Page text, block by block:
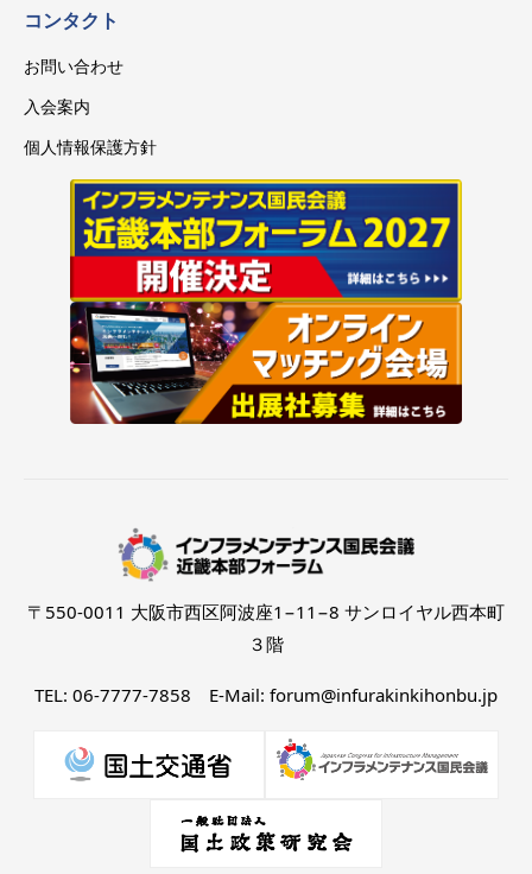
コンタクト
お問い合わせ
入会案内
個人情報保護方針
〒550-0011 大阪市西区阿波座1−11−8 サンロイヤル西本町
３階
TEL: 06-7777-7858 E-Mail: forum@infurakinkihonbu.jp